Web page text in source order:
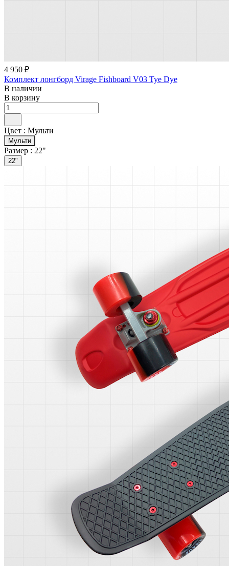
4 950 ₽
Комплект лонгборд Virage Fishboard V03 Tye Dye
В наличии
В корзину
Цвет : Мульти
Мульти
Размер : 22"
22"